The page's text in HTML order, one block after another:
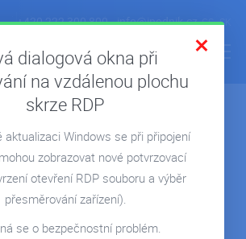
ÚVOD
POHODA V CLOUDU
FIRMA V CLOUDU
MICROSOFT 365
REPORTING
článků: Březen 2025
+420 222 300 800 info@ipodnik.cz CS SK
dialogová okna při
na vzdálenou plochu
skrze RDP
aktualizaci Windows se při připojení
zobrazovat nové potvrzovací
otevření RDP souboru a výběr
přesměrování zařízení).
se o bezpečnostní problém.